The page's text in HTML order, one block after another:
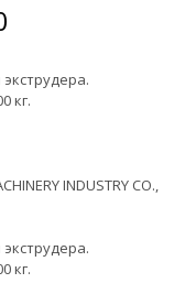
кг.
INDUSTRY CO.,
кг.